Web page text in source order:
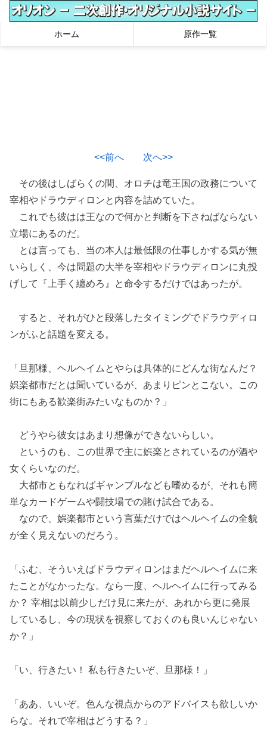
ホーム 原作一覧
<<前へ 次へ>>
その後はしばらくの間、オロチは竜王国の政務について
宰相やドラウディロンと内容を詰めていた。
これでも彼はは王なので何かと判断を下さねばならない
立場にあるのだ。
とは言っても、当の本人は最低限の仕事しかする気が無
いらしく、今は問題の大半を宰相やドラウディロンに丸投
げして『上手く纏めろ』と命令するだけではあったが。
すると、それがひと段落したタイミングでドラウディロ
ンがふと話題を変える。
「旦那様、ヘルヘイムとやらは具体的にどんな街なんだ？
娯楽都市だとは聞いているが、あまりピンとこない。この
街にもある歓楽街みたいなものか？」
どうやら彼女はあまり想像ができないらしい。
というのも、この世界で主に娯楽とされているのが酒や
女くらいなのだ。
大都市ともなればギャンブルなども嗜めるが、それも簡
単なカードゲームや闘技場での賭け試合である。
なので、娯楽都市という言葉だけではヘルヘイムの全貌
が全く見えないのだろう。
「ふむ、そういえばドラウディロンはまだヘルヘイムに来
たことがなかったな。なら一度、ヘルヘイムに行ってみる
か？ 宰相は以前少しだけ見に来たが、あれから更に発展
しているし、今の現状を視察しておくのも良いんじゃない
か？」
「い、行きたい！ 私も行きたいぞ、旦那様！」
「ああ、いいぞ。色んな視点からのアドバイスも欲しいか
らな。それで宰相はどうする？」